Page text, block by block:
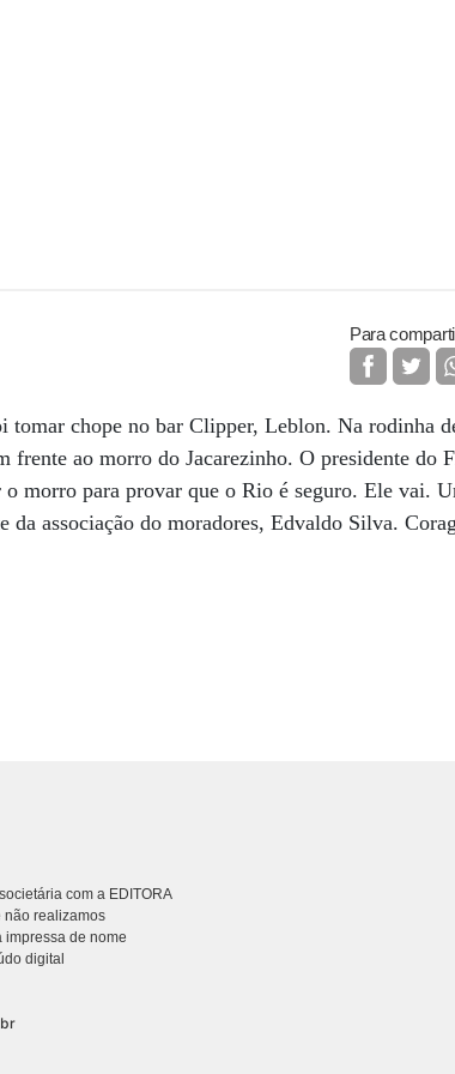
Para
chope no bar Clipper, Leblon. Na rodinha
frente ao morro do Jacarezinho. O presidente do
morro para provar que o Rio é seguro. Ele vai.
da associação do moradores, Edvaldo Silva.
com a EDITORA
não realizamos
impressa de nome
digital